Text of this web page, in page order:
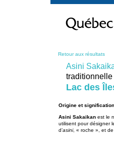
contenu
Retour aux résultats
Asini
Lac des
Origine et signification
Asini Sakaikan est le
utilisent pour désigner
d’asini, « roche », et de